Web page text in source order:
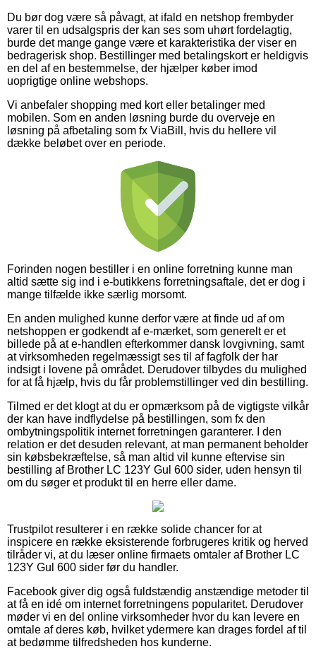
Du bør dog være så påvagt, at ifald en netshop frembyder
varer til en udsalgspris der kan ses som uhørt fordelagtig,
burde det mange gange være et karakteristika der viser en
bedragerisk shop. Bestillinger med betalingskort er heldigvis
en del af en bestemmelse, der hjælper køber imod
uoprigtige online webshops.
Vi anbefaler shopping med kort eller betalinger med
mobilen. Som en anden løsning burde du overveje en
løsning på afbetaling som fx ViaBill, hvis du hellere vil
dække beløbet over en periode.
Forinden nogen bestiller i en online forretning kunne man
altid sætte sig ind i e-butikkens forretningsaftale, det er dog i
mange tilfælde ikke særlig morsomt.
En anden mulighed kunne derfor være at finde ud af om
netshoppen er godkendt af e-mærket, som generelt er et
billede på at e-handlen efterkommer dansk lovgivning, samt
at virksomheden regelmæssigt ses til af fagfolk der har
indsigt i lovene på området. Derudover tilbydes du mulighed
for at få hjælp, hvis du får problemstillinger ved din bestilling.
Tilmed er det klogt at du er opmærksom på de vigtigste vilkår
der kan have indflydelse på bestillingen, som fx den
ombytningspolitik internet forretningen garanterer. I den
relation er det desuden relevant, at man permanent beholder
sin købsbekræftelse, så man altid vil kunne eftervise sin
bestilling af Brother LC 123Y Gul 600 sider, uden hensyn til
om du søger et produkt til en herre eller dame.
Trustpilot resulterer i en række solide chancer for at
inspicere en række eksisterende forbrugeres kritik og herved
tilråder vi, at du læser online firmaets omtaler af Brother LC
123Y Gul 600 sider før du handler.
Facebook giver dig også fuldstændig anstændige metoder til
at få en idé om internet forretningens popularitet. Derudover
møder vi en del online virksomheder hvor du kan levere en
omtale af deres køb, hvilket ydermere kan drages fordel af til
at bedømme tilfredsheden hos kunderne.